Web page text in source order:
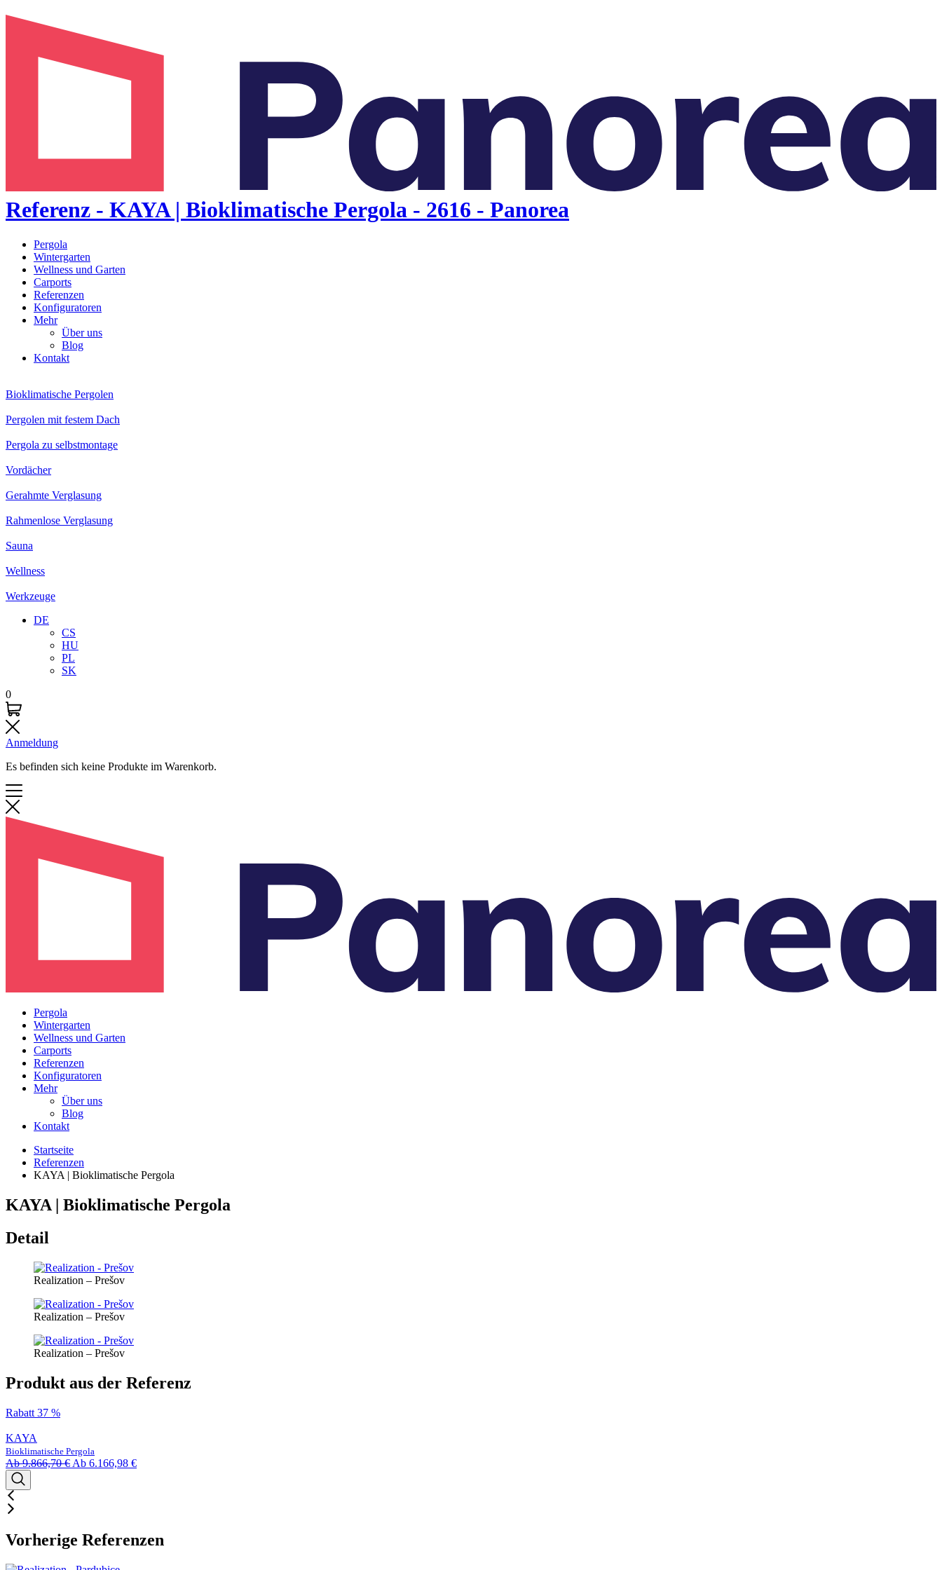
Referenz - KAYA | Bioklimatische Pergola - 2616 - Panorea
Pergola
Wintergarten
Wellness und Garten
Carports
Referenzen
Konfiguratoren
Mehr
Über uns
Blog
Kontakt
Bioklimatische Pergolen
Pergolen mit festem Dach
Pergola zu selbstmontage
Vordächer
Gerahmte Verglasung
Rahmenlose Verglasung
Sauna
Wellness
Werkzeuge
DE
CS
HU
PL
SK
0
Anmeldung
Es befinden sich keine Produkte im Warenkorb.
Pergola
Wintergarten
Wellness und Garten
Carports
Referenzen
Konfiguratoren
Mehr
Über uns
Blog
Kontakt
Startseite
Referenzen
KAYA | Bioklimatische Pergola
KAYA | Bioklimatische Pergola
Detail
Realization – Prešov
Realization – Prešov
Realization – Prešov
Produkt aus der Referenz
Rabatt 37 %
KAYA
Bioklimatische Pergola
Ab9.866,70€ Ab 6.166,98 €
Vorherige Referenzen